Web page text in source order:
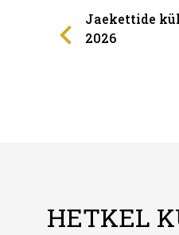
Jaekettide
2026
HETKEL